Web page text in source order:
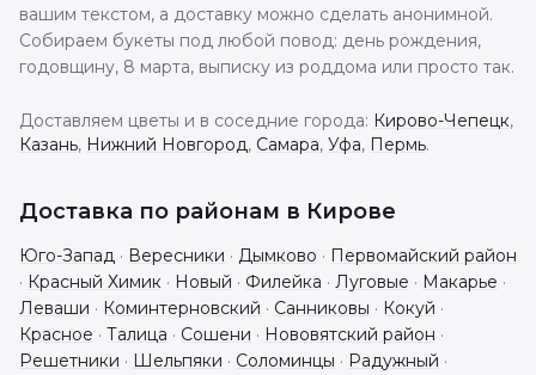
вашим текстом, а доставку можно сделать анонимной.
Собираем букеты под любой повод: день рождения,
годовщину, 8 марта, выписку из роддома или просто так.
Доставляем цветы и в соседние города: Кирово-Чепецк,
Казань, Нижний Новгород, Самара, Уфа, Пермь.
Доставка по районам в Кирове
Юго-Запад · Вересники · Дымково · Первомайский район
· Красный Химик · Новый · Филейка · Луговые · Макарье ·
Леваши · Коминтерновский · Санниковы · Кокуй ·
Красное · Талица · Сошени · Нововятский район ·
Решетники · Шельпяки · Соломинцы · Радужный ·